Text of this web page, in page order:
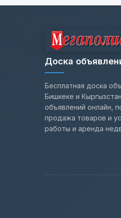
Доска
Бесплатная доска
Бишкеке и
объявлений онлайн,
продажа товаров и
работы и аренда